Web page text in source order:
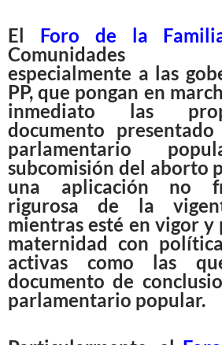
El Foro de la
Comunidades
especialmente a las
PP, que pongan en
inmediato las
documento
parlamentario
subcomisión del aborto
una aplicación no
rigurosa de la
mientras esté en vigor y
maternidad con
activas como las
documento de
parlamentario popular.